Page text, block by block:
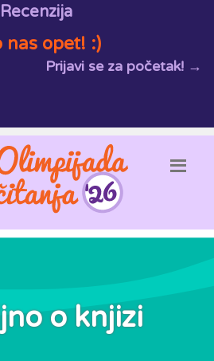
Recenzija
nas opet! :)
Prijavi se za početak! →
o knjizi